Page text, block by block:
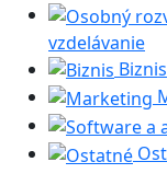
vzdelávanie
Biznis